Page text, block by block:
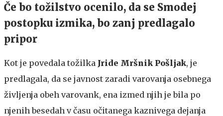
Če bo tožilstvo ocenilo, da se Smodej
postopku izmika, bo zanj predlagalo
pripor
Kot je povedala tožilka Jride Mršnik Pošljak, je
predlagala, da se javnost zaradi varovanja osebnega
življenja obeh varovank, ena izmed njih je bila po
njenih besedah v času očitanega kaznivega dejanja